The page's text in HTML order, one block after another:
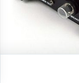
OH-FX SWITHC